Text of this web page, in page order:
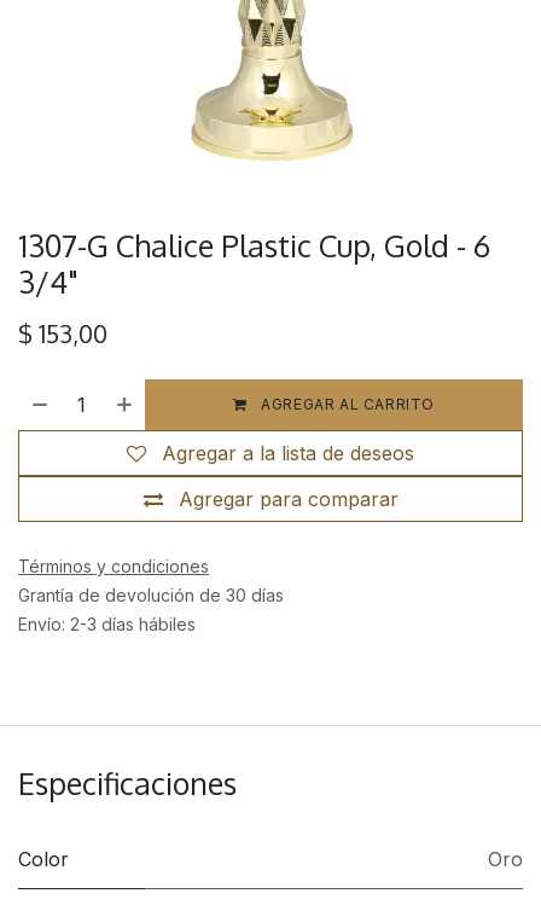
1307-G Chalice Plastic Cup, Gold - 6
3/4"
$ 153,00
AGREGAR AL CARRITO
Agregar para comparar
Agregar a la lista de deseos
Términos y condiciones
Grantía de devolución de 30 días
Envío: 2-3 días hábiles
Especificaciones
Color Oro